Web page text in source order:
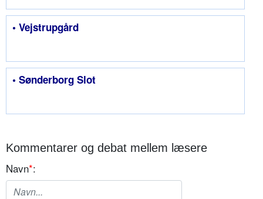
• Vejstrupgård
• Sønderborg Slot
Kommentarer og debat mellem læsere
Navn*: